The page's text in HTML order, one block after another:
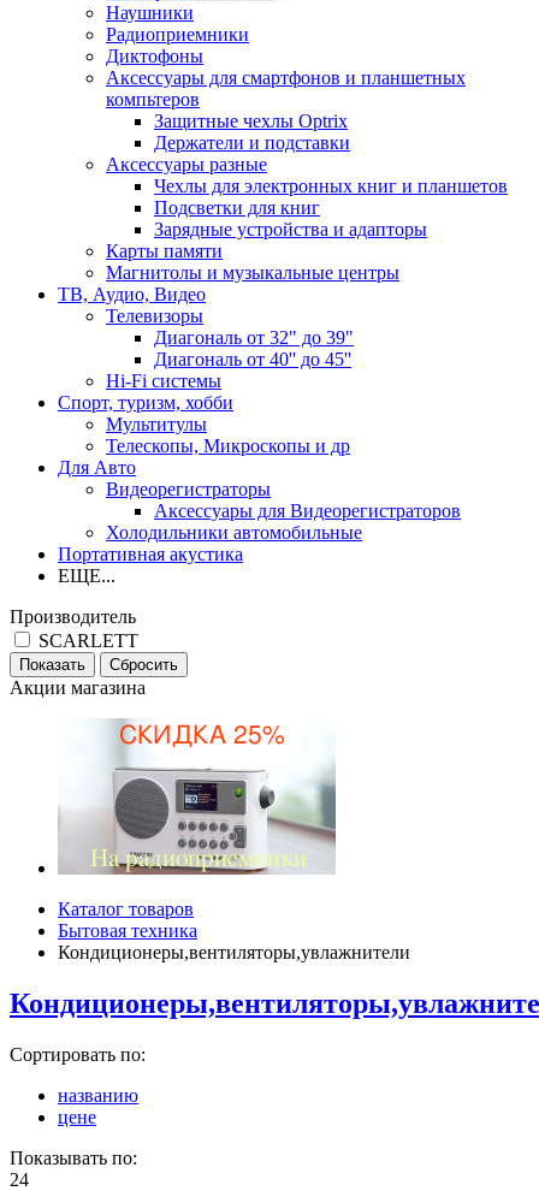
Наушники
Радиоприемники
Диктофоны
Аксессуары для смартфонов и планшетных
компьтеров
Защитные чехлы Optrix
Держатели и подставки
Аксессуары разные
Чехлы для электронных книг и планшетов
Подсветки для книг
Зарядные устройства и адапторы
Карты памяти
Магнитолы и музыкальные центры
ТВ, Аудио, Видео
Телевизоры
Диагональ от 32" до 39"
Диагональ от 40'' до 45''
Hi-Fi системы
Спорт, туризм, хобби
Мультитулы
Телескопы, Микроскопы и др
Для Авто
Видеорегистраторы
Аксессуары для Видеорегистраторов
Холодильники автомобильные
Портативная акустика
ЕЩЕ...
Производитель
SCARLETT
Акции магазина
Каталог товаров
Бытовая техника
Кондиционеры,вентиляторы,увлажнители
Сортировать по:
названию
цене
Показывать по:
24